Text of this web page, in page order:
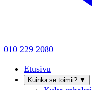
010 229 2080
Etusivu
Kuinka se toimii? ▼